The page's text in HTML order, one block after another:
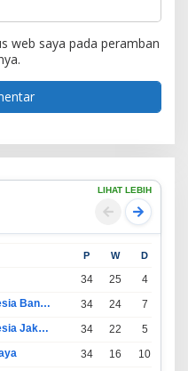
web saya pada peramban
LIHAT LEBIH
P W D
34 25 4
Persatuan Sepak Bola Indonesia Bandung 34 24 7
Persatuan Sepak Bola Indonesia Jakarta 34 22 5
34 16 10